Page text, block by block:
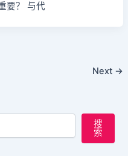
要？ 与代
Next →
搜
索